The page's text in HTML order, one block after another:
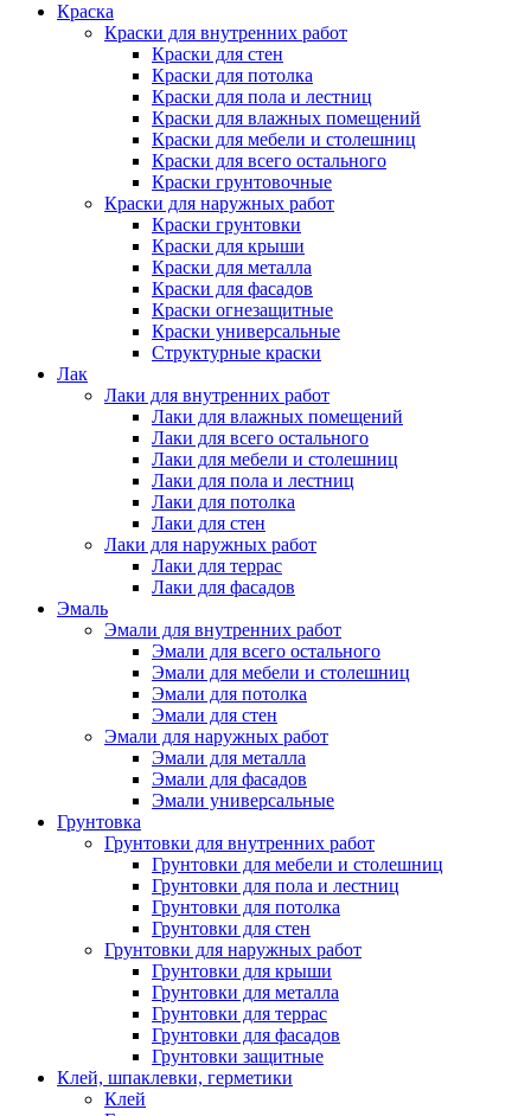
Краска
Краски для внутренних работ
Краски для стен
Краски для потолка
Краски для пола и лестниц
Краски для влажных помещений
Краски для мебели и столешниц
Краски для всего остального
Краски грунтовочные
Краски для наружных работ
Краски грунтовки
Краски для крыши
Краски для металла
Краски для фасадов
Краски огнезащитные
Краски универсальные
Структурные краски
Лак
Лаки для внутренних работ
Лаки для влажных помещений
Лаки для всего остального
Лаки для мебели и столешниц
Лаки для пола и лестниц
Лаки для потолка
Лаки для стен
Лаки для наружных работ
Лаки для террас
Лаки для фасадов
Эмаль
Эмали для внутренних работ
Эмали для всего остального
Эмали для мебели и столешниц
Эмали для потолка
Эмали для стен
Эмали для наружных работ
Эмали для металла
Эмали для фасадов
Эмали универсальные
Грунтовка
Грунтовки для внутренних работ
Грунтовки для мебели и столешниц
Грунтовки для пола и лестниц
Грунтовки для потолка
Грунтовки для стен
Грунтовки для наружных работ
Грунтовки для крыши
Грунтовки для металла
Грунтовки для террас
Грунтовки для фасадов
Грунтовки защитные
Клей, шпаклевки, герметики
Клей